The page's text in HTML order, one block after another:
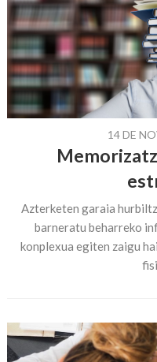
14 DE
Azterketen garaia
barneratu beharreko
konplexua egiten zaigu